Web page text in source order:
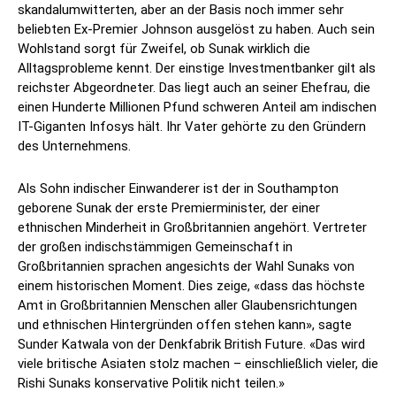
skandalumwitterten, aber an der Basis noch immer sehr
beliebten Ex-Premier Johnson ausgelöst zu haben. Auch sein
Wohlstand sorgt für Zweifel, ob Sunak wirklich die
Alltagsprobleme kennt. Der einstige Investmentbanker gilt als
reichster Abgeordneter. Das liegt auch an seiner Ehefrau, die
einen Hunderte Millionen Pfund schweren Anteil am indischen
IT-Giganten Infosys hält. Ihr Vater gehörte zu den Gründern
des Unternehmens.
Als Sohn indischer Einwanderer ist der in Southampton
geborene Sunak der erste Premierminister, der einer
ethnischen Minderheit in Großbritannien angehört. Vertreter
der großen indischstämmigen Gemeinschaft in
Großbritannien sprachen angesichts der Wahl Sunaks von
einem historischen Moment. Dies zeige, «dass das höchste
Amt in Großbritannien Menschen aller Glaubensrichtungen
und ethnischen Hintergründen offen stehen kann», sagte
Sunder Katwala von der Denkfabrik British Future. «Das wird
viele britische Asiaten stolz machen – einschließlich vieler, die
Rishi Sunaks konservative Politik nicht teilen.»